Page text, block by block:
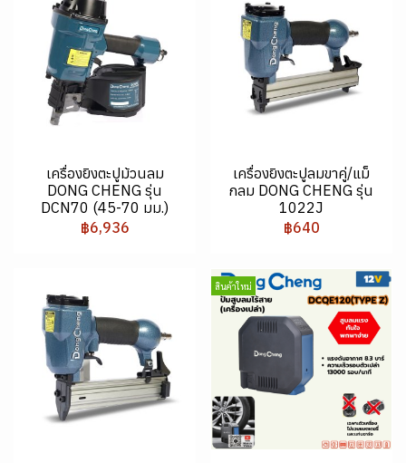
เครื่องยิงตะปูม้วนลม
DONG CHENG รุ่น
DCN70 (45-70 มม.)
฿6,936
เครื่องยิงตะปูลมขาคู่/แม็
กลม DONG CHENG รุ่น
1022J
฿640
สินค้าใหม่